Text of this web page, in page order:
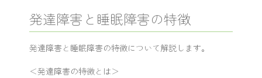
発達障害と睡眠障害の特徴
発達障害と睡眠障害の特徴について解説します。
＜発達障害の特徴とは＞